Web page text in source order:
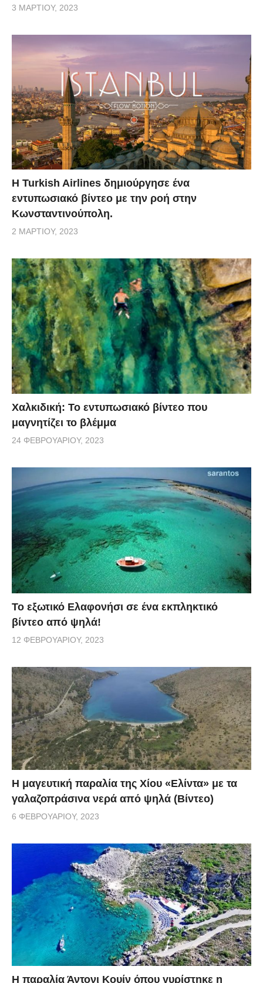
3 ΜΑΡΤΊΟΥ, 2023
Η Turkish Airlines δημιούργησε ένα
εντυπωσιακό βίντεο με την ροή στην
Κωνσταντινούπολη.
2 ΜΑΡΤΊΟΥ, 2023
Χαλκιδική: Το εντυπωσιακό βίντεο που
μαγνητίζει το βλέμμα
24 ΦΕΒΡΟΥΑΡΊΟΥ, 2023
Το εξωτικό Ελαφονήσι σε ένα εκπληκτικό
βίντεο από ψηλά!
12 ΦΕΒΡΟΥΑΡΊΟΥ, 2023
Η μαγευτική παραλία της Χίου «Ελίντα» με τα
γαλαζοπράσινα νερά από ψηλά (Βίντεο)
6 ΦΕΒΡΟΥΑΡΊΟΥ, 2023
Η παραλία Άντονι Κουίν όπου γυρίστηκε η